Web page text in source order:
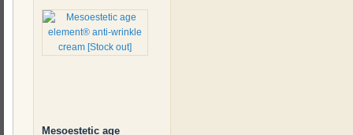
Mesoestetic age